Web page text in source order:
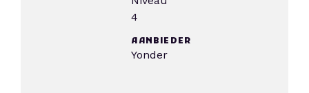
4
AANBIEDER
Yonder